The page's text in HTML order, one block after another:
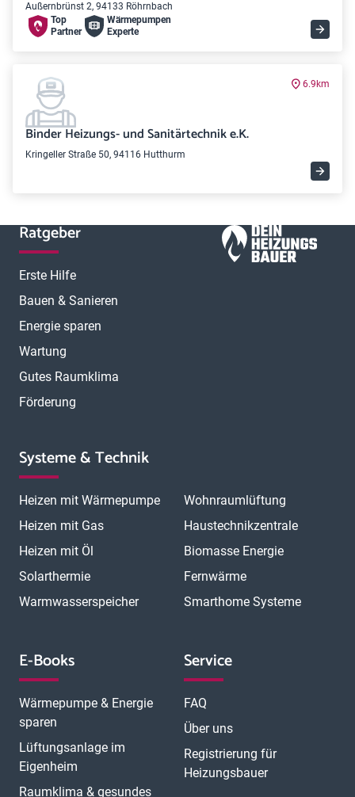
Außernbrünst 2, 94133 Röhrnbach
Top
Partner
Wärme­pumpen
Experte
6.9km
Binder Heizungs- und Sanitärtechnik e.K.
Kringeller Straße 50, 94116 Hutthurm
Ratgeber
Erste Hilfe
Bauen & Sanieren
Energie sparen
Wartung
Gutes Raumklima
Förderung
Systeme & Technik
Heizen mit Wärmepumpe
Heizen mit Gas
Heizen mit Öl
Solarthermie
Warmwasserspeicher
Wohnraumlüftung
Haustechnikzentrale
Biomasse Energie
Fernwärme
Smarthome Systeme
E-Books
Wärmepumpe & Energie
sparen
Lüftungsanlage im
Eigenheim
Raumklima & gesundes
Service
FAQ
Über uns
Registrierung für
Heizungsbauer